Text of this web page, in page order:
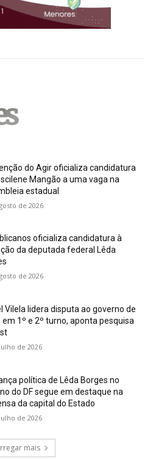
do Agir oficializa candidatura
Mangão a uma vaga na
estadual
de 2026
oficializa candidatura à
da deputada federal Lêda
de 2026
Vilela lidera disputa ao governo de
em 1º e 2º turno, aponta pesquisa
de 2026
política de Lêda Borges no
do DF segue em destaque na
da capital do Estado
de 2026
mais